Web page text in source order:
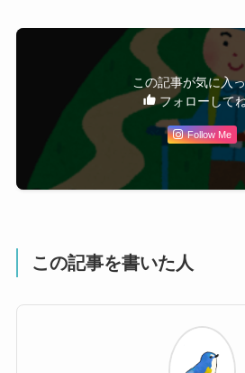
この記事が気に入
フォローして
Follow Me
この記事を書いた人